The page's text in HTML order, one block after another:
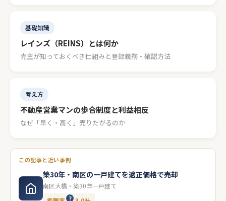
基礎知識
レインズ（REINS）とは何か
売主が知っておくべき仕組みと登録義務・確認方法
考え方
不動産営業マンの歩合制度と利益相反
なぜ「早く・高く」売りたがるのか
この記事と近い事例
築30年・南区の一戸建てを適正価格で売却
南区大橋・築30年一戸建て